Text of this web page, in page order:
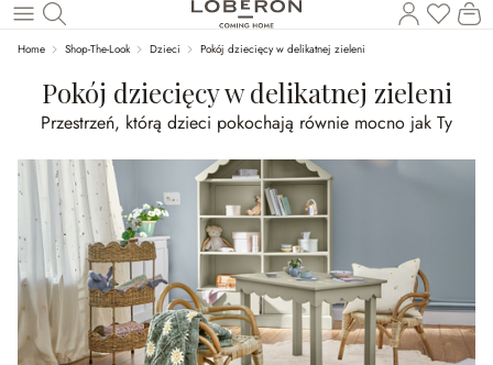
Wróć do wątku głównego
Masz
Home Shop-The-Look Dzieci Pokój dziecięcy w delikatnej zieleni
Pokój dziecięcy w delikatnej zieleni
Przestrzeń, którą dzieci pokochają równie mocno jak Ty